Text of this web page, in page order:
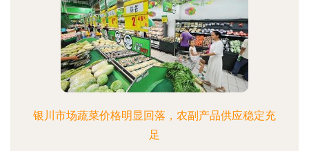
银川市场蔬菜价格明显回落，农副产品供应稳定充
足